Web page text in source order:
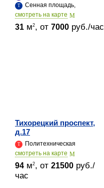
Сенная площадь,
cмотреть на карте
31 м2, от 7000 руб./час
Тихорецкий проспект,
д.17
Политехническая
cмотреть на карте
94 м2, от 21500 руб./
час